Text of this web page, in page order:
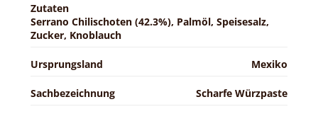
Zutaten
Serrano Chilischoten (42.3%), Palmöl, Speisesalz,
Zucker, Knoblauch
Ursprungsland Mexiko
Sachbezeichnung Scharfe Würzpaste